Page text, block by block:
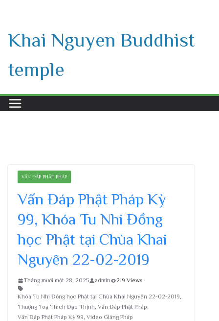
content
Khai Nguyen Buddhist
temple
VẤN ĐÁP PHẬT PHÁP
Vấn Đáp Phật Pháp Kỳ
99, Khóa Tu Nhi Đồng
học Phật tại Chùa Khai
Nguyên 22-02-2019
Tháng mười một 28, 2025 admin 219 Views
Khóa Tu Nhi Đồng học Phật tại Chùa Khai Nguyên 22-02-2019,
Thượng Toạ Thích Đạo Thịnh, Vấn Đáp Phật Pháp,
Vấn Đáp Phật Pháp Kỳ 99, Video Giảng Pháp